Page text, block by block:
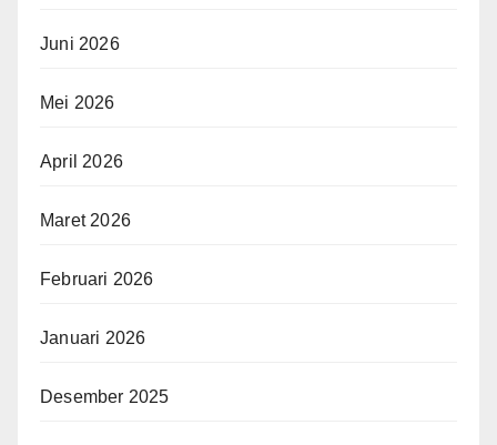
Juni 2026
Mei 2026
April 2026
Maret 2026
Februari 2026
Januari 2026
Desember 2025